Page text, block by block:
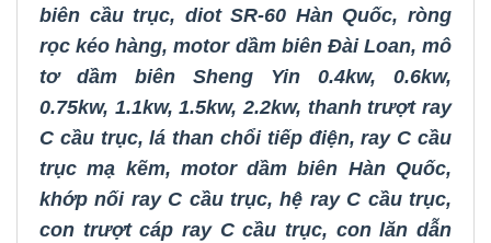
biên cầu trục, diot SR-60 Hàn Quốc,ròng
rọc kéo hàng, motor dầm biên Đài Loan, mô
tơ dầm biên Sheng Yin 0.4kw, 0.6kw,
0.75kw, 1.1kw, 1.5kw, 2.2kw, thanh trượt ray
C cầu trục, lá than chổi tiếp điện,ray C cầu
trục mạ kẽm, motor dầm biên Hàn Quốc,
khớp nối ray C cầu trục,hệ ray C cầu trục,
con trượt cáp ray C cầu trục, con lăn dẫn